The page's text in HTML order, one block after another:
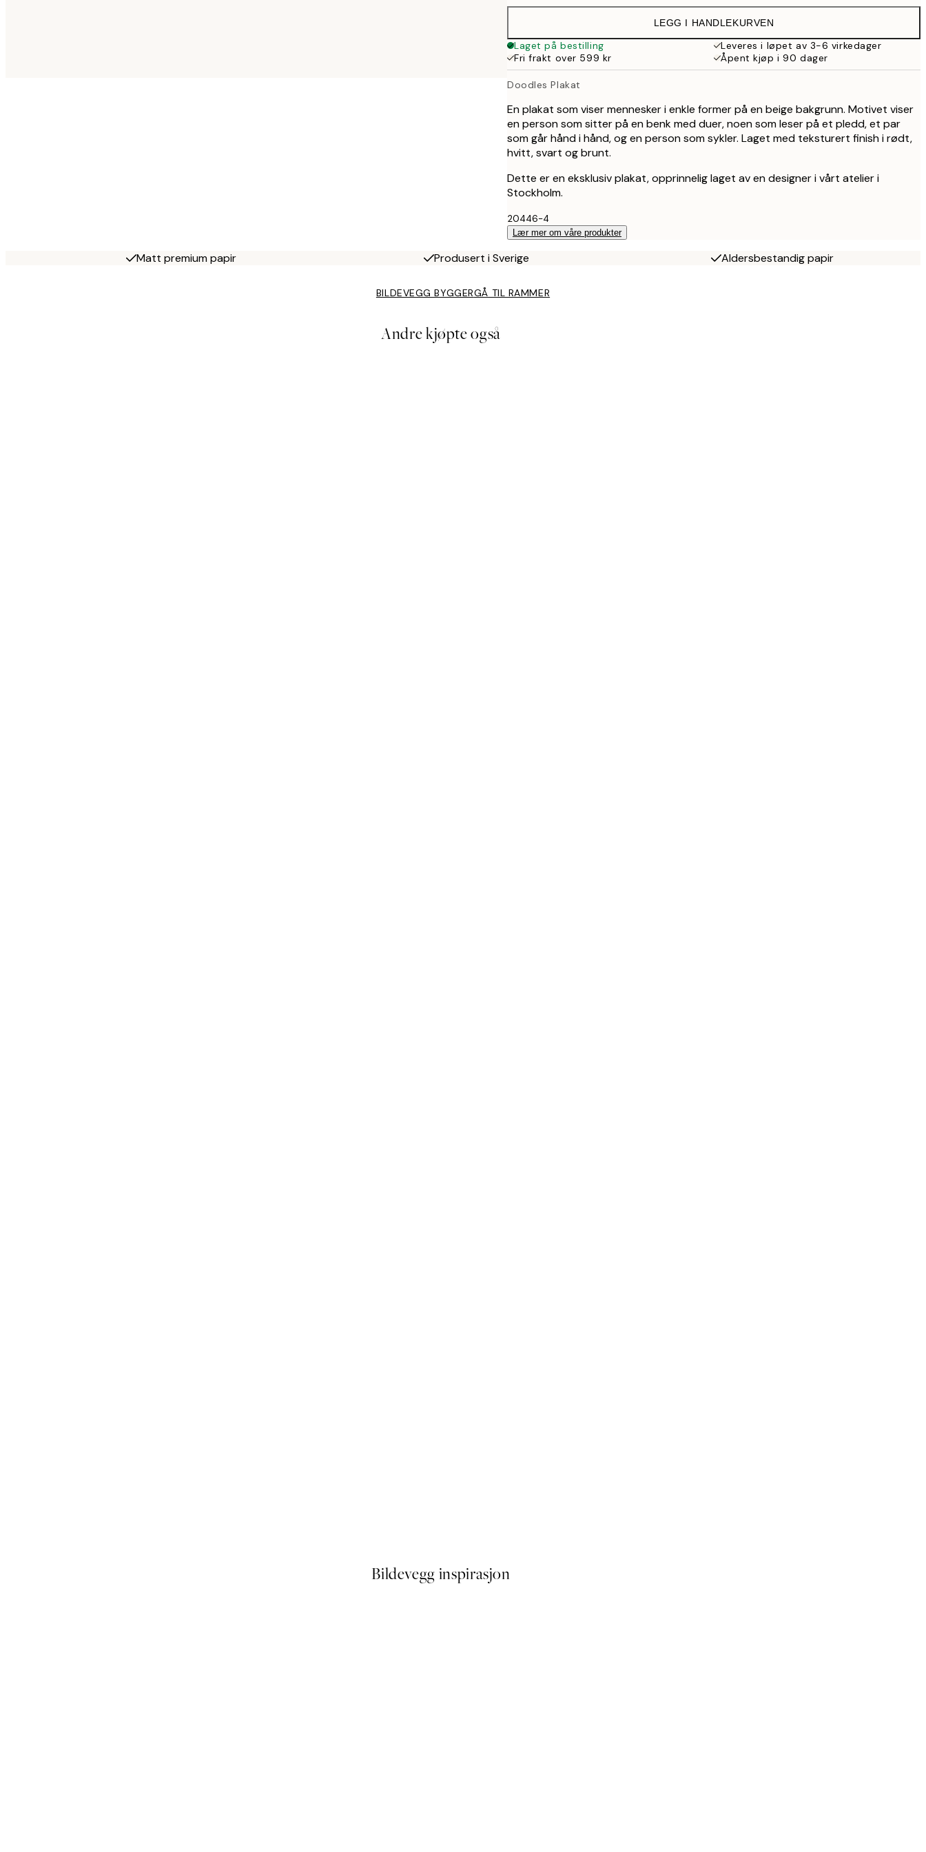
50x70 cm
LEGG I HANDLEKURVEN
Laget på bestilling
Leveres i løpet av 3-6 virkedager
Fri frakt over 599 kr
Åpent kjøp i 90 dager
Doodles Plakat
En plakat som viser mennesker i enkle former på en beige bakgrunn. Motivet viser
en person som sitter på en benk med duer, noen som leser på et pledd, et par
som går hånd i hånd, og en person som sykler. Laget med teksturert finish i rødt,
hvitt, svart og brunt.
Dette er en eksklusiv plakat, opprinnelig laget av en designer i vårt atelier i
Stockholm.
20446-4
Lær mer om våre produkter
Matt premium papir Produsert i Sverige Aldersbestandig papir
BILDEVEGG BYGGERGÅ TIL RAMMER
Andre kjøpte også
Bildevegg inspirasjon